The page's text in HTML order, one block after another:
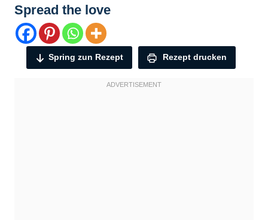
Spread the love
Spring zun Rezept Rezept drucken